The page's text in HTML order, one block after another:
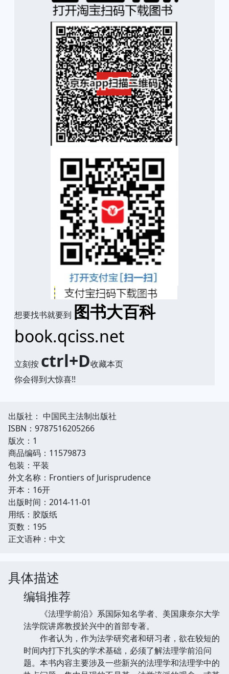
想要找书就要到 图书大百科
book.qciss.net
立刻按 ctrl+D收藏本页
你会得到大惊喜!!
出版社： 中国民主法制出版社
ISBN：9787516205266
版次：1
商品编码：11579873
包装：平装
外文名称：Frontiers of Jurisprudence
开本：16开
出版时间：2014-11-01
用纸：胶版纸
页数：195
正文语种：中文
具体描述
编辑推荐
《法理学前沿》系国际知名学者、美国康奈尔大学
法学院讲席教授於兴中的首部专著。
作者认为，作为法学研究者和研习者，欲在较短的
时间内打下扎实的学术基础，必须了解法理学前沿问
题。本书内容主要涉及一些新兴的法理学和法理学中的